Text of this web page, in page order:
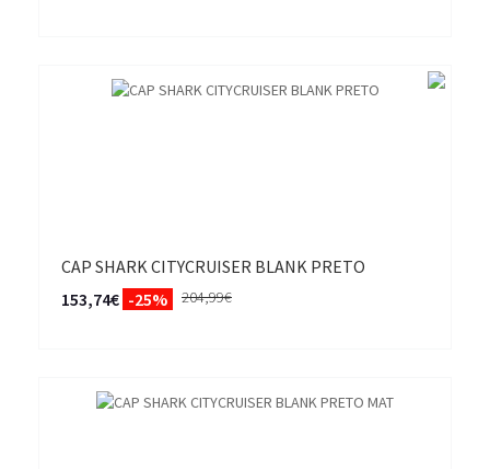
CAP SHARK CITYCRUISER BLANK PRETO
153,74€ -25% 204,99€